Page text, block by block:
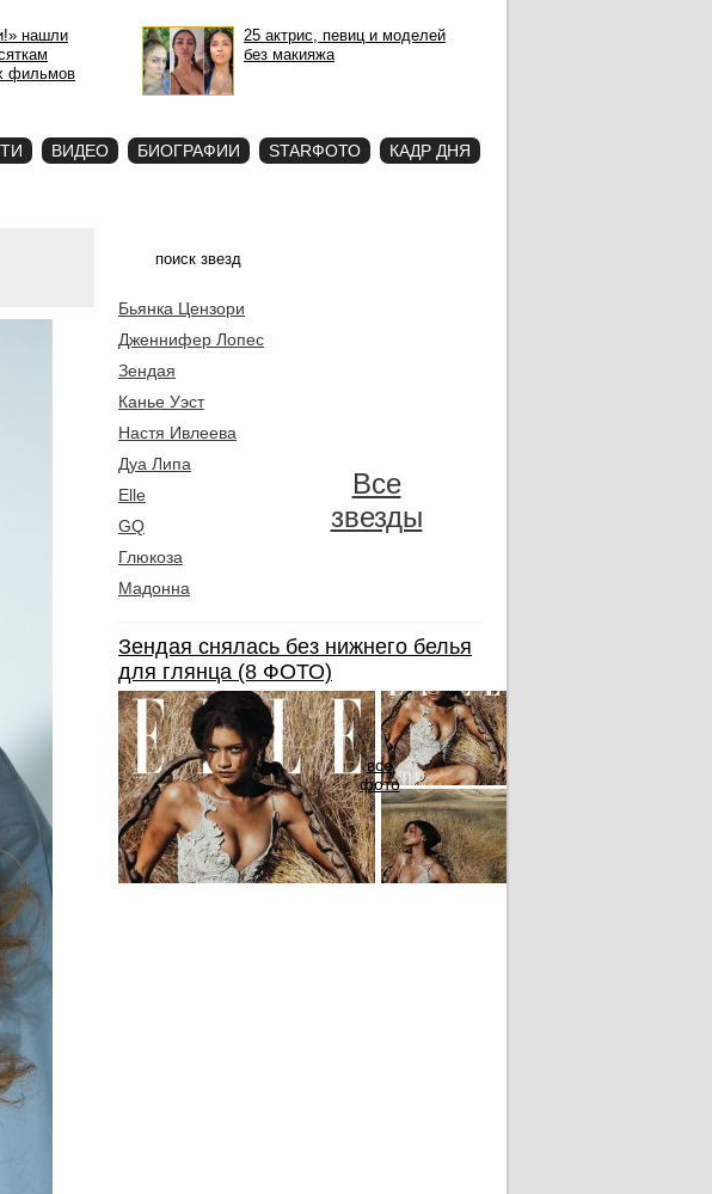
нашли
фильмов
25 актрис, певиц и моделей
без макияжа
ВИДЕО БИОГРАФИИ STARФОТО КАДР ДНЯ
Бьянка Цензори
Дженнифер Лопес
Зендая
Канье Уэст
Настя Ивлеева
Дуа Липа
Elle
GQ
Глюкоза
Мадонна
Все
звезды
Зендая снялась без нижнего белья
для глянца (8 ФОТО)
все
фото